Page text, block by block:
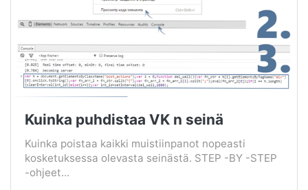
Kuinka puhdistaa VK n seinä
Kuinka poistaa kaikki muistiinpanot nopeasti
kosketuksessa olevasta seinästä. STEP -BY -STEP
-ohjeet...